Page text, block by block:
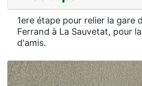
1ere étape pour relier la gare
Ferrand à La Sauvetat, pour
d'amis.